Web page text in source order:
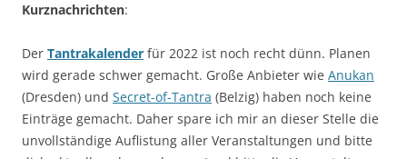
Kurznachrichten:
Der Tantrakalender für 2022 ist noch recht dünn. Planen
wird gerade schwer gemacht. Große Anbieter wie Anukan
(Dresden) und Secret-of-Tantra (Belzig) haben noch keine
Einträge gemacht. Daher spare ich mir an dieser Stelle die
unvollständige Auflistung aller Veranstaltungen und bitte